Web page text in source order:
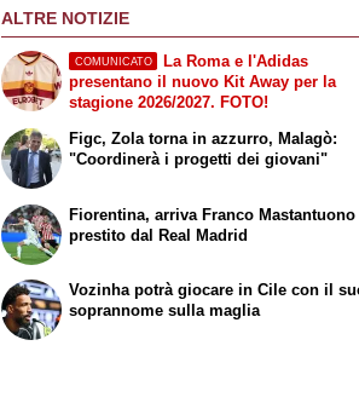
ALTRE NOTIZIE
COMUNICATO
La Roma e l'Adidas
presentano il nuovo Kit Away per la
stagione 2026/2027. FOTO!
Figc, Zola torna in azzurro, Malagò:
"Coordinerà i progetti dei giovani"
Fiorentina, arriva Franco
prestito dal Real Madrid
Vozinha potrà giocare in Cile con il
soprannome sulla maglia